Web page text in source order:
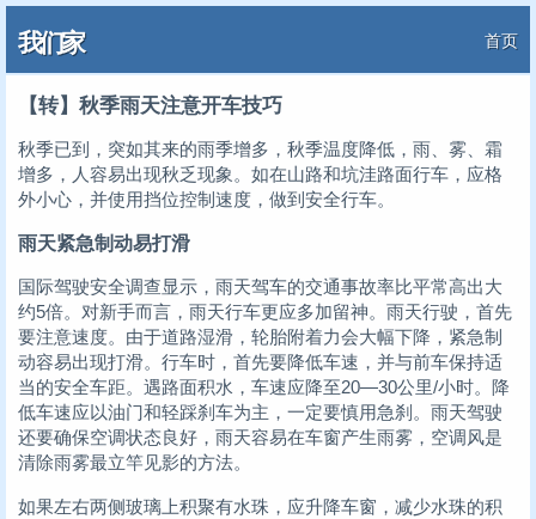
我们家 首页
【转】秋季雨天注意开车技巧
秋季已到，突如其来的雨季增多，秋季温度降低，雨、雾、霜
增多，人容易出现秋乏现象。如在山路和坑洼路面行车，应格
外小心，并使用挡位控制速度，做到安全行车。
雨天紧急制动易打滑
国际驾驶安全调查显示，雨天驾车的交通事故率比平常高出大
约5倍。对新手而言，雨天行车更应多加留神。雨天行驶，首先
要注意速度。由于道路湿滑，轮胎附着力会大幅下降，紧急制
动容易出现打滑。行车时，首先要降低车速，并与前车保持适
当的安全车距。遇路面积水，车速应降至20—30公里/小时。降
低车速应以油门和轻踩刹车为主，一定要慎用急刹。雨天驾驶
还要确保空调状态良好，雨天容易在车窗产生雨雾，空调风是
清除雨雾最立竿见影的方法。
如果左右两侧玻璃上积聚有水珠，应升降车窗，减少水珠的积